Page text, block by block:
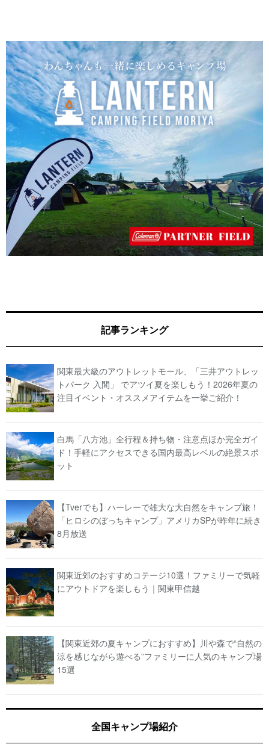
記事ランキング
関東最大級のアウトレットモール、「三井アウトレッ
トパーク 入間」 でアツイ夏を楽しもう！2026年夏の
注目イベント・オススメアイテムを一挙ご紹介！
白馬「八方池」全行程＆持ち物・注意点ほか完全ガイ
ド！手軽にアクセスできる国内最高レベルの絶景スポ
ット
【Tverでも】ハーレーで雄大な大自然をキャンプ旅！
「ヒロシのぼっちキャンプ」アメリカSPが昨年に続き
8月放送
関東近郊のおすすめコテージ10選！ファミリーで気軽
にアウトドアを楽しもう｜関東甲信越
【関東近郊の夏キャンプにおすすめ】川や森で“自然の
涼を感じながら遊べる”ファミリーに人気のキャンプ場
15選
全国キャンプ場紹介